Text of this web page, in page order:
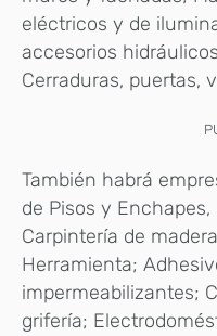
eléctricos y de
accesorios
Cerraduras, puertas,
También habrá
de Pisos y
Carpintería de
Herramienta;
impermeabilizantes;
grifería;